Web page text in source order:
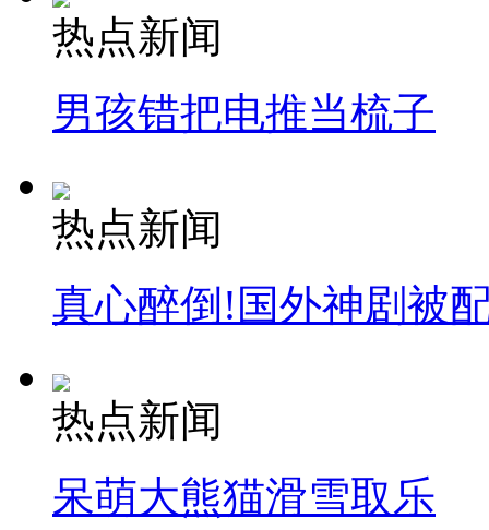
热点新闻
男孩错把电推当梳子
热点新闻
真心醉倒!国外神剧被
热点新闻
呆萌大熊猫滑雪取乐